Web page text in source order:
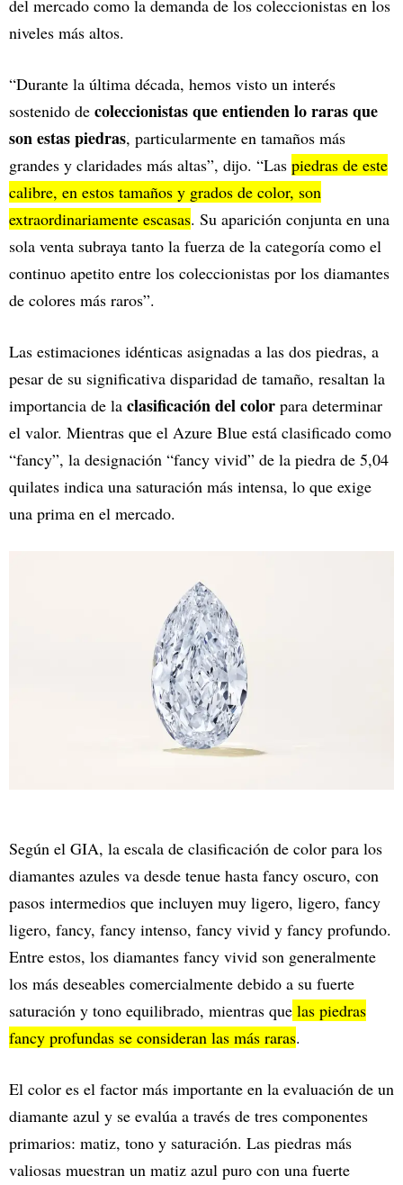
del mercado como la demanda de los coleccionistas en los
niveles más altos.
“Durante la última década, hemos visto un interés
sostenido de coleccionistas que entienden lo raras que
son estas piedras, particularmente en tamaños más
grandes y claridades más altas”, dijo. “Las piedras de este
calibre, en estos tamaños y grados de color, son
extraordinariamente escasas. Su aparición conjunta en una
sola venta subraya tanto la fuerza de la categoría como el
continuo apetito entre los coleccionistas por los diamantes
de colores más raros”.
Las estimaciones idénticas asignadas a las dos piedras, a
pesar de su significativa disparidad de tamaño, resaltan la
importancia de la clasificación del color para determinar
el valor. Mientras que el Azure Blue está clasificado como
“fancy”, la designación “fancy vivid” de la piedra de 5,04
quilates indica una saturación más intensa, lo que exige
una prima en el mercado.
Según el GIA, la escala de clasificación de color para los
diamantes azules va desde tenue hasta fancy oscuro, con
pasos intermedios que incluyen muy ligero, ligero, fancy
ligero, fancy, fancy intenso, fancy vivid y fancy profundo.
Entre estos, los diamantes fancy vivid son generalmente
los más deseables comercialmente debido a su fuerte
saturación y tono equilibrado, mientras que las piedras
fancy profundas se consideran las más raras.
El color es el factor más importante en la evaluación de un
diamante azul y se evalúa a través de tres componentes
primarios: matiz, tono y saturación. Las piedras más
valiosas muestran un matiz azul puro con una fuerte